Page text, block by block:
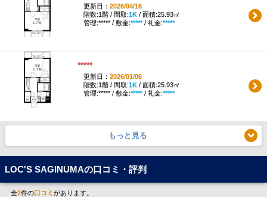
更新日： 2026/04/16
階数:1階 / 間取:1K/ 面積:25.93㎡
管理:***** / 敷金:*****/ 礼金:*****
*****
更新日： 2026/01/06
階数:1階 / 間取:1K/ 面積:25.93㎡
管理:***** / 敷金:*****/ 礼金:*****
もっと見る
LOC'S SAGINUMAの口コミ・評判
全2件の口コミ があります。